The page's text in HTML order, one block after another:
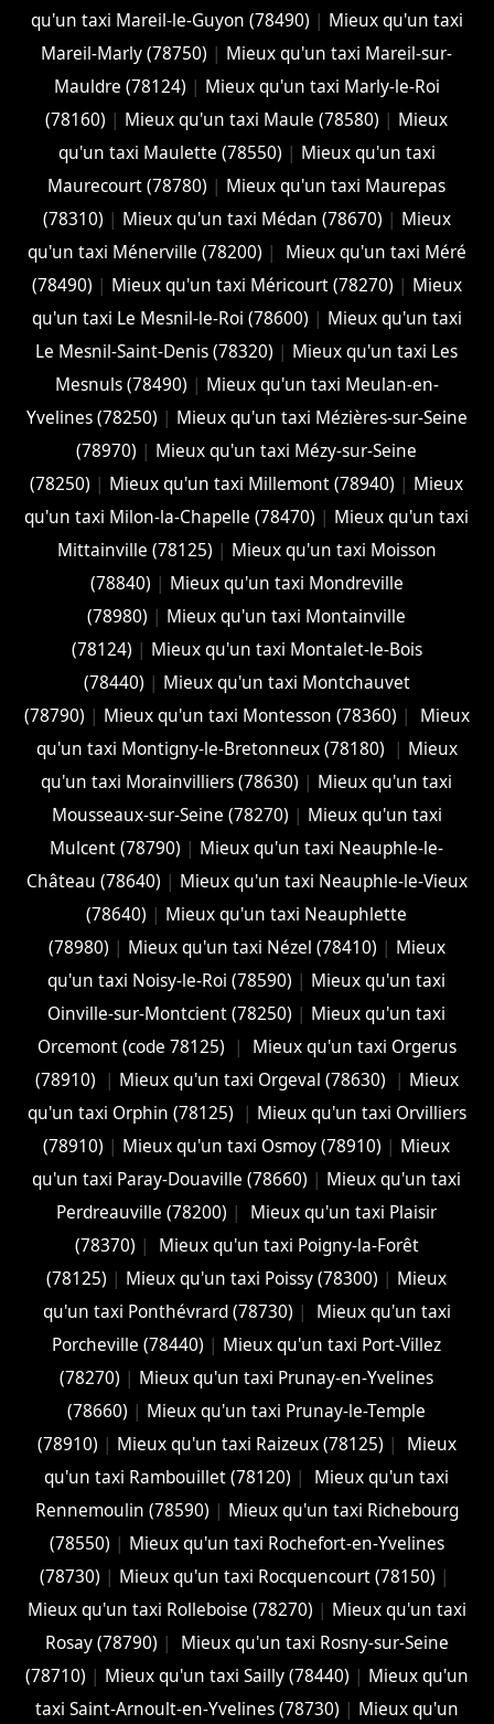
qu'un taxi Mareil-le-Guyon (78490) | Mieux qu'un taxi
Mareil-Marly (78750) | Mieux qu'un taxi Mareil-sur-
Mauldre (78124) | Mieux qu'un taxi Marly-le-Roi
(78160) | Mieux qu'un taxi Maule (78580) | Mieux
qu'un taxi Maulette (78550) | Mieux qu'un taxi
Maurecourt (78780) | Mieux qu'un taxi Maurepas
(78310) | Mieux qu'un taxi Médan (78670) | Mieux
qu'un taxi Ménerville (78200) |
Mieux qu'un taxi Méré
(78490) | Mieux qu'un taxi Méricourt (78270) | Mieux
qu'un taxi Le Mesnil-le-Roi (78600) | Mieux qu'un taxi
Le Mesnil-Saint-Denis (78320) | Mieux qu'un taxi Les
Mesnuls (78490) | Mieux qu'un taxi Meulan-en-
Yvelines (78250) | Mieux qu'un taxi Mézières-sur-Seine
(78970) | Mieux qu'un taxi Mézy-sur-Seine
(78250) | Mieux qu'un taxi Millemont (78940) | Mieux
qu'un taxi Milon-la-Chapelle (78470) | Mieux qu'un taxi
Mittainville (78125) | Mieux qu'un taxi Moisson
(78840) | Mieux qu'un taxi Mondreville
(78980) | Mieux qu'un taxi Montainville
(78124) | Mieux qu'un taxi Montalet-le-Bois
(78440) | Mieux qu'un taxi Montchauvet
(78790) | Mieux qu'un taxi Montesson (78360) |
Mieux
qu'un taxi Montigny-le-Bretonneux (78180)
| Mieux
qu'un taxi Morainvilliers (78630) | Mieux qu'un taxi
Mousseaux-sur-Seine (78270) | Mieux qu'un taxi
Mulcent (78790) | Mieux qu'un taxi Neauphle-le-
Château (78640) | Mieux qu'un taxi Neauphle-le-Vieux
(78640) | Mieux qu'un taxi Neauphlette
(78980) | Mieux qu'un taxi Nézel (78410) | Mieux
qu'un taxi Noisy-le-Roi (78590) | Mieux qu'un taxi
Oinville-sur-Montcient (78250) | Mieux qu'un taxi
Orcemont (code 78125)
|
Mieux qu'un taxi Orgerus
(78910)
| Mieux qu'un taxi Orgeval (78630) | Mieux
qu'un taxi Orphin (78125)
| Mieux qu'un taxi Orvilliers
(78910) | Mieux qu'un taxi Osmoy (78910) | Mieux
qu'un taxi Paray-Douaville (78660) | Mieux qu'un taxi
Perdreauville (78200) |
Mieux qu'un taxi Plaisir
(78370) |
Mieux qu'un taxi Poigny-la-Forêt
(78125) | Mieux qu'un taxi Poissy (78300) | Mieux
qu'un taxi Ponthévrard (78730) |
Mieux qu'un taxi
Porcheville (78440) | Mieux qu'un taxi Port-Villez
(78270) | Mieux qu'un taxi Prunay-en-Yvelines
(78660) | Mieux qu'un taxi Prunay-le-Temple
(78910) | Mieux qu'un taxi Raizeux (78125) |
Mieux
qu'un taxi Rambouillet (78120) |
Mieux qu'un taxi
Rennemoulin (78590) | Mieux qu'un taxi Richebourg
(78550) | Mieux qu'un taxi Rochefort-en-Yvelines
(78730) | Mieux qu'un taxi Rocquencourt (78150) |
Mieux qu'un taxi Rolleboise (78270) | Mieux qu'un taxi
Rosay (78790) |
Mieux qu'un taxi Rosny-sur-Seine
(78710) | Mieux qu'un taxi Sailly (78440) | Mieux qu'un
taxi Saint-Arnoult-en-Yvelines (78730) | Mieux qu'un